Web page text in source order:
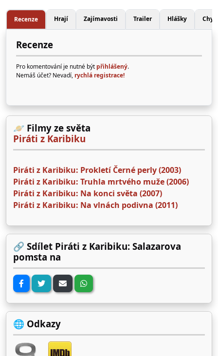
Recenze Hrají Zajímavosti Trailer Hlášky
Recenze
Pro komentování je nutné být přihlášený.
Nemáš účet? Nevadí, rychlá registrace!
🪐 Filmy ze světa
Piráti z Karibiku
Piráti z Karibiku: Prokletí Černé perly (2003)
Piráti z Karibiku: Truhla mrtvého muže (2006)
Piráti z Karibiku: Na konci světa (2007)
Piráti z Karibiku: Na vlnách podivna (2011)
🔗 Sdílet Piráti z Karibiku: Salazarova
pomsta na
🌐 Odkazy